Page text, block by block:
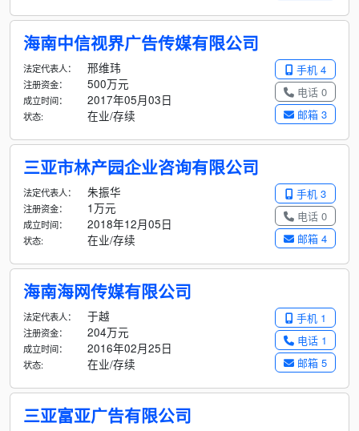
海南中信视界广告传媒有限公司
手机 4
电话 0
邮箱 3
法定代表人： 邢维玮
注册资金： 500万元
成立时间： 2017年05月03日
状态: 在业/存续
三亚市林产园企业咨询有限公司
手机 3
电话 0
邮箱 4
法定代表人： 朱振华
注册资金： 1万元
成立时间： 2018年12月05日
状态: 在业/存续
海南海网传媒有限公司
手机 1
电话 1
邮箱 5
法定代表人： 于越
注册资金： 204万元
成立时间： 2016年02月25日
状态: 在业/存续
三亚富亚广告有限公司